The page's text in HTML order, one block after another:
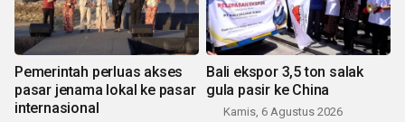
Pemerintah perluas akses
pasar jenama lokal ke pasar
internasional
Bali ekspor 3,5 ton salak
gula pasir ke China
Kamis, 6 Agustus 2026